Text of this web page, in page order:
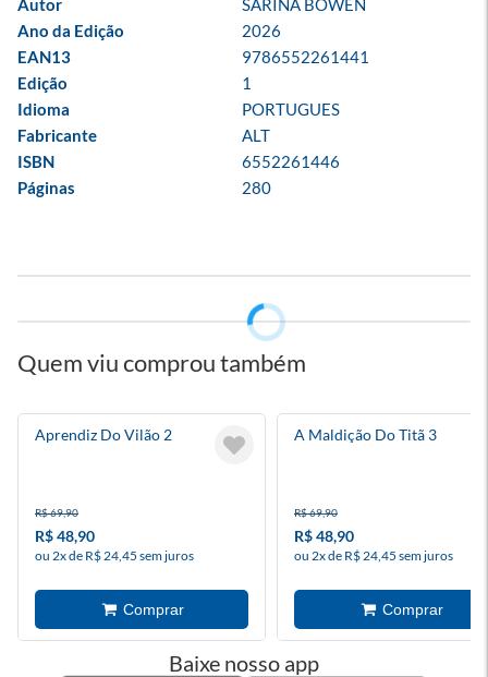
Autor
SARINA BOWEN
Ano da Edição
2026
EAN13
9786552261441
Edição
1
Idioma
PORTUGUES
Fabricante
ALT
ISBN
6552261446
Páginas
280
Quem viu comprou também
Aprendiz Do Vilão 2
R$ 69,90
R$ 48,90
ou 2x de R$ 24,45 sem juros
A Maldição Do Titã 3
R$ 69,90
R$ 48,90
ou 2x de R$ 24,45 sem juros
Baixe nosso app